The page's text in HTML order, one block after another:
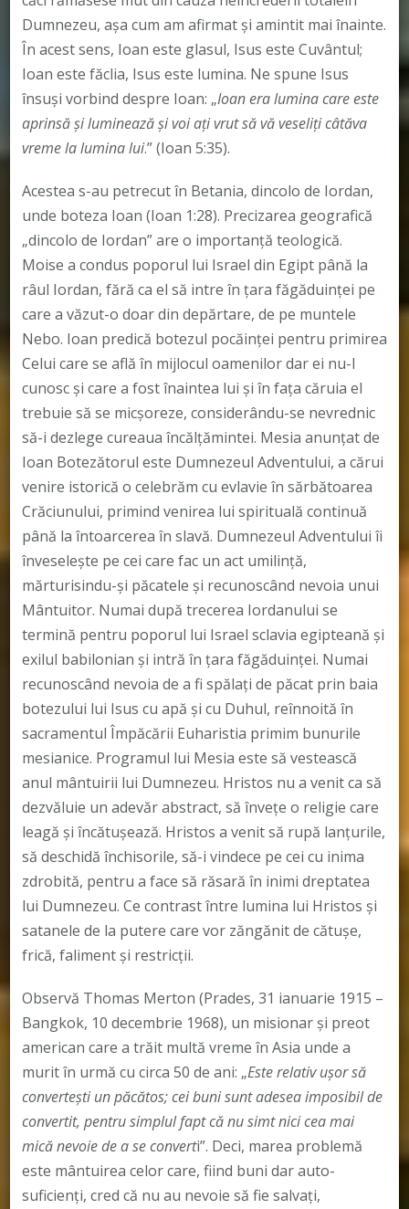
Dumnezeu, așa cum am afirmat și amintit mai înainte.
În acest sens, Ioan este glasul, Isus este Cuvântul;
Ioan este făclia, Isus este lumina. Ne spune Isus
însuşi vorbind despre Ioan: „Ioan era lumina care este
aprinsă şi luminează şi voi aţi vrut să vă veseliţi câtăva
vreme la lumina lui.” (Ioan 5:35).
Acestea s-au petrecut în Betania, dincolo de Iordan,
unde boteza Ioan (Ioan 1:28). Precizarea geografică
„dincolo de Iordan” are o importanţă teologică.
Moise a condus poporul lui Israel din Egipt până la
râul Iordan, fără ca el să intre în ţara făgăduinţei pe
care a văzut-o doar din depărtare, de pe muntele
Nebo. Ioan predică botezul pocăinţei pentru primirea
Celui care se află în mijlocul oamenilor dar ei nu-l
cunosc şi care a fost înaintea lui şi în faţa căruia el
trebuie să se micşoreze, considerându-se nevrednic
să-i dezlege cureaua încălţămintei. Mesia anunţat de
Ioan Botezătorul este Dumnezeul Adventului, a cărui
venire istorică o celebrăm cu evlavie în sărbătoarea
Crăciunului, primind venirea lui spirituală continuă
până la întoarcerea în slavă. Dumnezeul Adventului îi
înveseleşte pe cei care fac un act umilinţă,
mărturisindu-şi păcatele şi recunoscând nevoia unui
Mântuitor. Numai după trecerea Iordanului se
termină pentru poporul lui Israel sclavia egipteană şi
exilul babilonian şi intră în ţara făgăduinţei. Numai
recunoscând nevoia de a fi spălaţi de păcat prin baia
botezului lui Isus cu apă şi cu Duhul, reînnoită în
sacramentul Împăcării Euharistia primim bunurile
mesianice. Programul lui Mesia este să vestească
anul mântuirii lui Dumnezeu. Hristos nu a venit ca să
dezvăluie un adevăr abstract, să înveţe o religie care
leagă şi încătuşează. Hristos a venit să rupă lanţurile,
să deschidă închisorile, să-i vindece pe cei cu inima
zdrobită, pentru a face să răsară în inimi dreptatea
lui Dumnezeu. Ce contrast între lumina lui Hristos și
satanele de la putere care vor zăngănit de cătușe,
frică, faliment și restricții.
Observă Thomas Merton (Prades, 31 ianuarie 1915 –
Bangkok, 10 decembrie 1968), un misionar și preot
american care a trăit multă vreme în Asia unde a
murit în urmă cu circa 50 de ani: „Este relativ uşor să
converteşti un păcătos; cei buni sunt adesea imposibil de
convertit, pentru simplul fapt că nu simt nici cea mai
mică nevoie de a se converti”. Deci, marea problemă
este mântuirea celor care, fiind buni dar auto-
suficienţi, cred că nu au nevoie să fie salvaţi,